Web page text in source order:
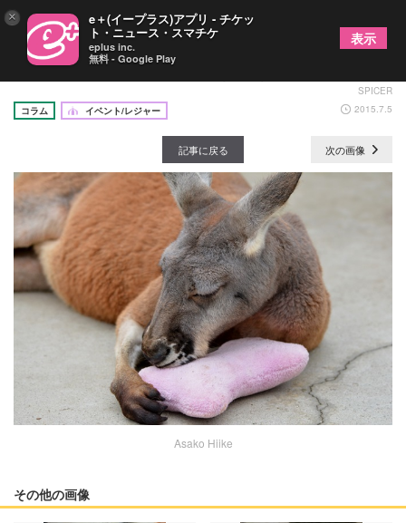
テレビやSNSで話題の動物（ヒト） vol.1の画像1/3
SPICER
コラム
イベント/レジャー 2015.7.5
記事に戻る 次の画像
Asako Hiike
その他の画像
× e＋(イープラス)アプリ - チケッ
ト・ニュース・スマチケ
eplus inc.
無料 - Google Play
表示